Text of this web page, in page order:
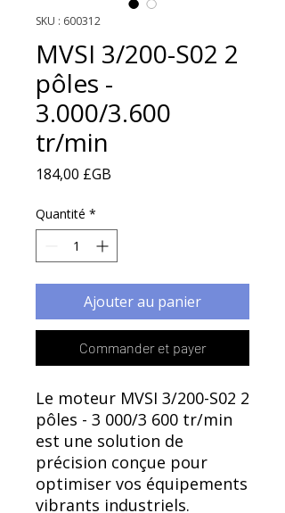
SKU : 600312
MVSI 3/200-S02 2
pôles -
3.000/3.600
tr/min
184,00 £GB
Quantité *
Ajouter au panier
Commander et payer
Le moteur MVSI 3/200-S02 2
pôles - 3 000/3 600 tr/min
est une solution de
précision conçue pour
optimiser vos équipements
vibrants industriels.